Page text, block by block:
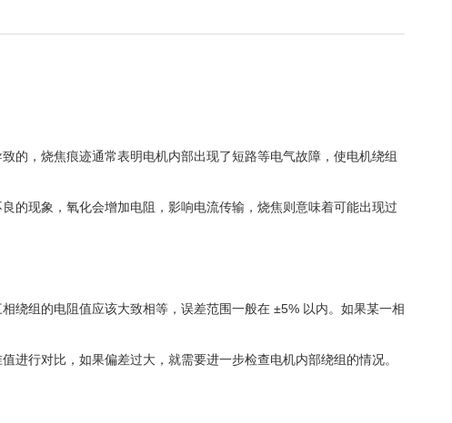
的，烧焦痕迹通常表明电机内部出现了短路等电气故障，使电机绕组
的现象，氧化会增加电阻，影响电流传输，烧焦则意味着可能出现过
绕组的电阻值应该大致相等，误差范围一般在 ±5% 以内。如果某一相
行对比，如果偏差过大，就需要进一步检查电机内部绕组的情况。